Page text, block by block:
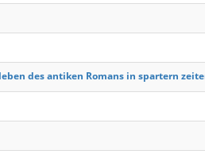
des antiken Romans in spartern